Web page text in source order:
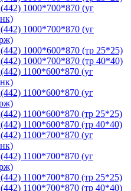
1000*700*870 (уг
1000*700*870 (уг
1000*600*870 (тр 25*25)
1000*700*870 (тр 40*40)
1100*600*870 (уг
1100*600*870 (уг
1100*600*870 (тр 25*25)
1100*600*870 (тр 40*40)
1100*700*870 (уг
1100*700*870 (уг
1100*700*870 (тр 25*25)
1100*700*870 (тр 40*40)